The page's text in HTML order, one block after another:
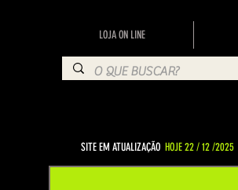
LOJA ON LINE
SITE EM ATUALIZAÇÃO HOJE 22 / 12 /2025